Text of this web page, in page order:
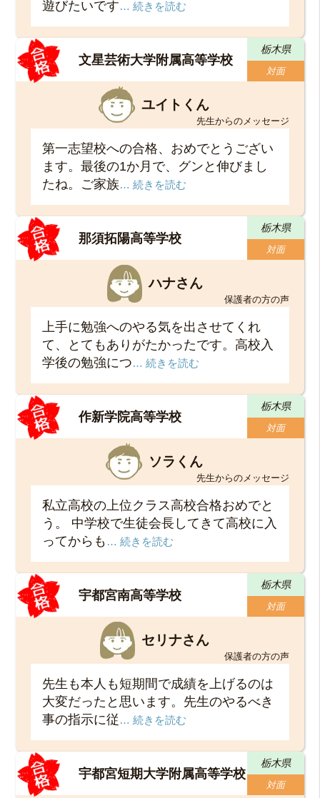
遊びたいです… 続きを読む
文星芸術大学附属高等学校
栃木県
対面
ユイトくん
先生からのメッセージ
第一志望校への合格、おめでとうござい
ます。最後の1か月で、グンと伸びまし
たね。ご家族… 続きを読む
那須拓陽高等学校
栃木県
対面
ハナさん
保護者の方の声
上手に勉強へのやる気を出させてくれ
て、とてもありがたかったです。高校入
学後の勉強につ… 続きを読む
作新学院高等学校
栃木県
対面
ソラくん
先生からのメッセージ
私立高校の上位クラス高校合格おめでと
う。 中学校で生徒会長してきて高校に入
ってからも … 続きを読む
宇都宮南高等学校
栃木県
対面
セリナさん
保護者の方の声
先生も本人も短期間で成績を上げるのは
大変だったと思います。先生のやるべき
事の指示に従 … 続きを読む
宇都宮短期大学附属高等学校
栃木県
対面